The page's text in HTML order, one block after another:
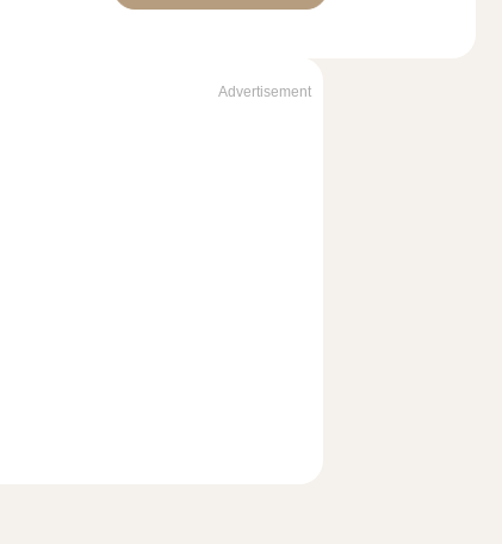
Advertisement